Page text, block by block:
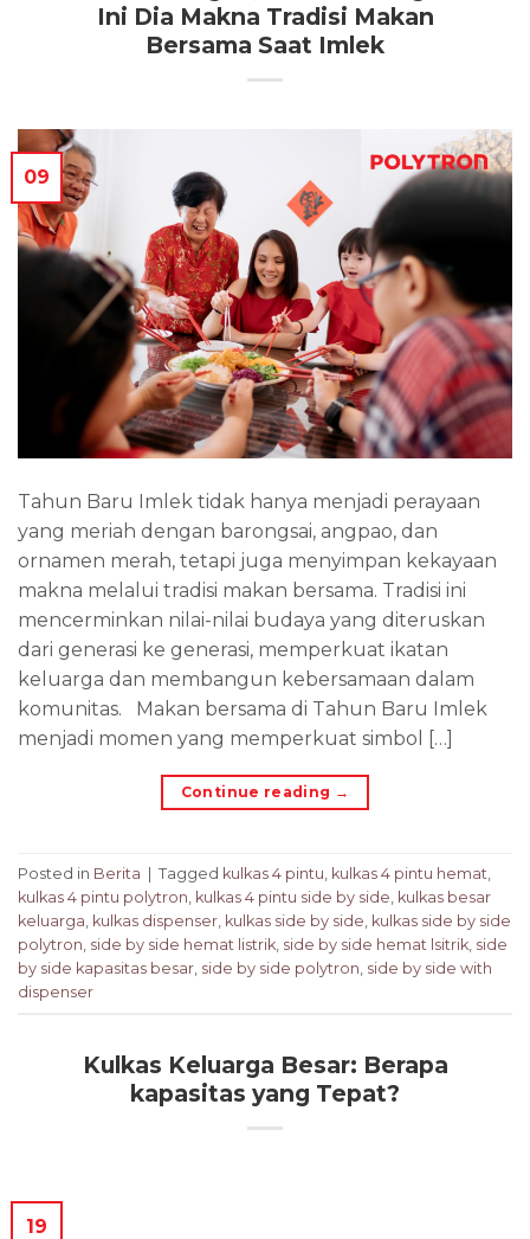
Ini Dia Makna Tradisi Makan
Bersama Saat Imlek
09
Tahun Baru Imlek tidak hanya menjadi perayaan
yang meriah dengan barongsai, angpao, dan
ornamen merah, tetapi juga menyimpan kekayaan
makna melalui tradisi makan bersama. Tradisi ini
mencerminkan nilai-nilai budaya yang diteruskan
dari generasi ke generasi, memperkuat ikatan
keluarga dan membangun kebersamaan dalam
komunitas. Makan bersama di Tahun Baru Imlek
menjadi momen yang memperkuat simbol […]
Continue reading →
Posted in Berita | Tagged kulkas 4 pintu kulkas 4 pintu hemat
kulkas 4 pintu polytron kulkas 4 pintu side by side kulkas besar
keluarga kulkas dispenser kulkas side by side kulkas side by side
polytron side by side hemat listrik side by side hemat lsitrik side
by side kapasitas besar side by side polytron side by side with
dispenser
Kulkas Keluarga Besar: Berapa
kapasitas yang Tepat?
19